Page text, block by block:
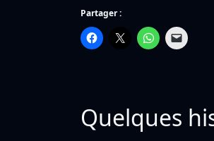
Partager :
Quelques